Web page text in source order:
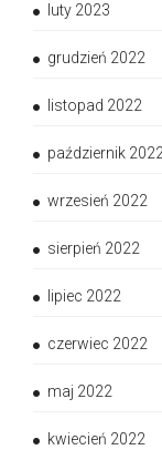
luty 2023
grudzień 2022
listopad 2022
październik
wrzesień 2022
sierpień 2022
lipiec 2022
czerwiec 2022
maj 2022
kwiecień 2022